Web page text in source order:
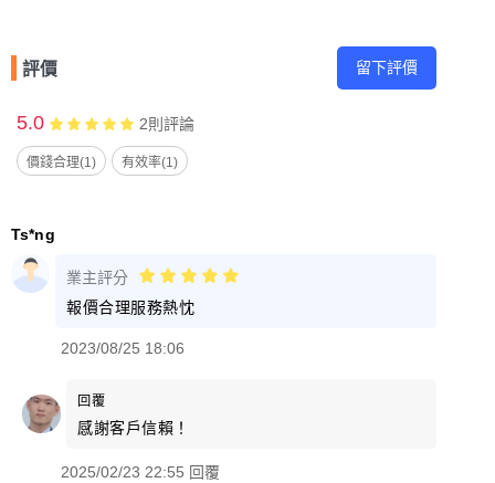
評價 留下評價
5.0 2則評論
價錢合理(1) 有效率(1)
Ts*ng
業主評分
報價合理服務熱忱
2023/08/25 18:06
回覆
感謝客戶信賴！
2025/02/23 22:55 回覆